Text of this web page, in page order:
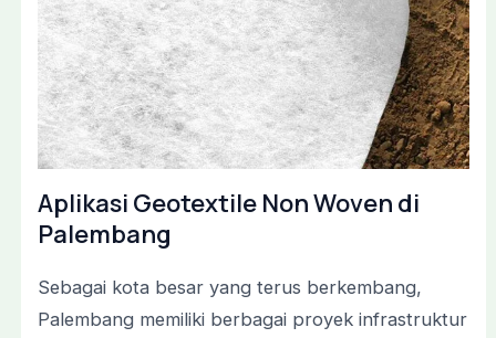
Aplikasi Geotextile Non Woven di
Palembang
Sebagai kota besar yang terus berkembang,
Palembang memiliki berbagai proyek infrastruktur